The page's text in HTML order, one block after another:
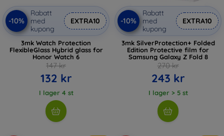
-10%
Rabatt
med
kupong
EXTRA10
3mk Watch Protection
FlexibleGlass Hybrid glass for
Honor Watch 6
147 kr
132 kr
I lager 4 st
-10%
Rabatt
med
kupong
EXTRA10
3mk SilverProtection+ Folded
Edition Protective film for
Samsung Galaxy Z Fold 8
270 kr
243 kr
I lager > 5 st